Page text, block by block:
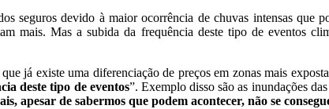
seguros devido à maior ocorrência de chuvas intensas
mais. Mas a subida da frequência deste tipo de eventos
já existe uma diferenciação de preços em zonas mais
deste tipo de eventos”. Exemplo disso são as inundações
apesar de sabermos que podem acontecer, não se